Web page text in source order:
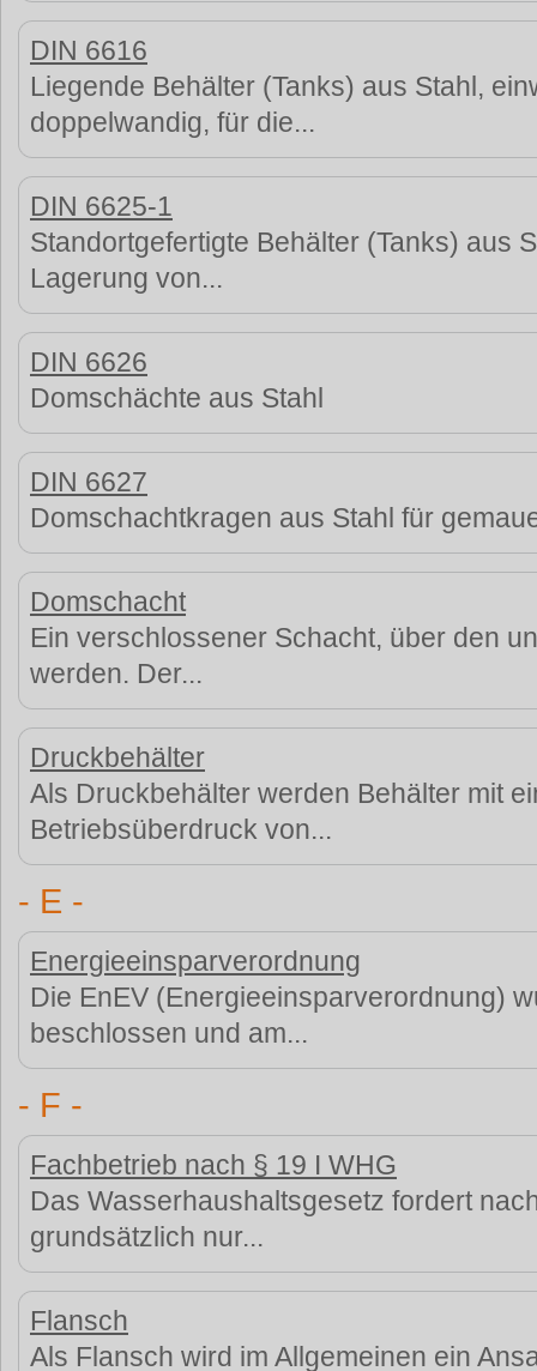
DIN 6616
Liegende Behälter (Tanks) aus Stahl,
doppelwandig, für die...
DIN 6625-1
Standortgefertigte Behälter (Tanks) aus
Lagerung von...
DIN 6626
Domschächte aus Stahl
DIN 6627
Domschachtkragen aus Stahl für
Domschacht
Ein verschlossener Schacht, über den
werden. Der...
Druckbehälter
Als Druckbehälter werden Behälter mit
Betriebsüberdruck von...
- E -
Energieeinsparverordnung
Die EnEV (Energieeinsparverordnung)
beschlossen und am...
- F -
Fachbetrieb nach § 19 I WHG
Das Wasserhaushaltsgesetz fordert
grundsätzlich nur...
Flansch
Als Flansch wird im Allgemeinen ein